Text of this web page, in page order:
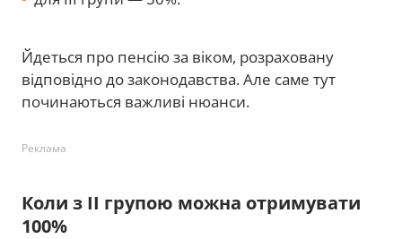
Йдеться про пенсію за віком, розраховану
відповідно до законодавства. Але саме тут
починаються важливі нюанси.
Реклама
Коли з II групою можна отримувати
100%